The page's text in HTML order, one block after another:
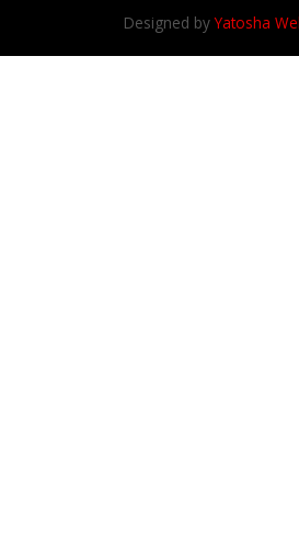
Designed byYatosha